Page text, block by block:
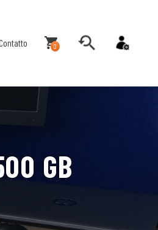
0
GB